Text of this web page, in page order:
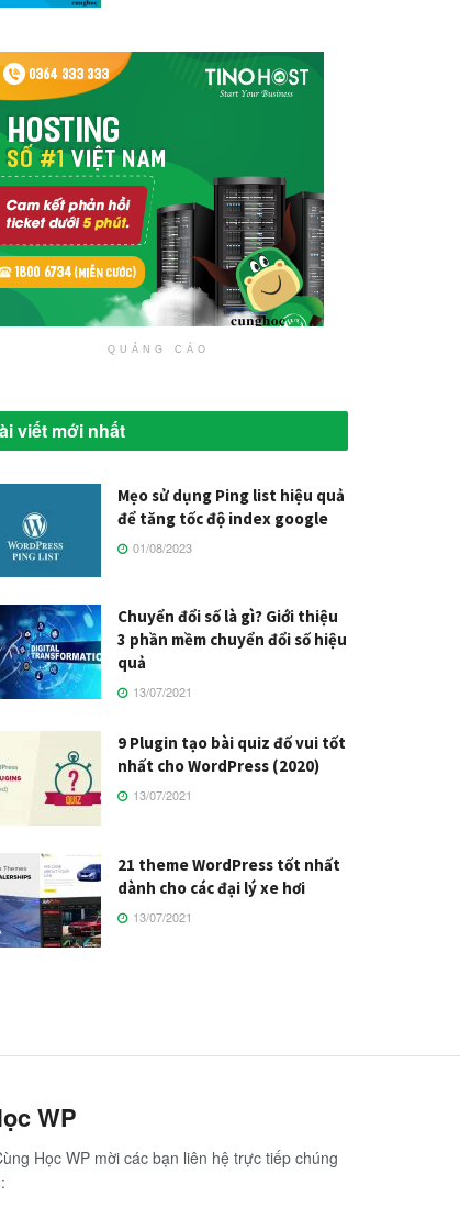
QUẢNG CÁO
viết mới nhất
Mẹo sử dụng Ping list hiệu quả
để tăng tốc độ index google
01/08/2023
Chuyển đổi số là gì? Giới thiệu
3 phần mềm chuyển đổi số hiệu
quả
13/07/2021
9 Plugin tạo bài quiz đố vui tốt
nhất cho WordPress (2020)
13/07/2021
21 theme WordPress tốt nhất
dành cho các đại lý xe hơi
13/07/2021
WP
Học WP mời các bạn liên hệ trực tiếp chúng